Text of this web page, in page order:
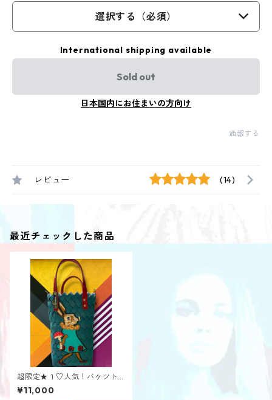
選択する（必須）
International shipping available
Sold out
日本国内にお住まいの方向け
通報する
レビュー (14)
最近チェックした商品
超限定★１♡人気！バケツト
ート✰ヘンテコうさぎ★発送ま
で最大1ヶ月
¥11,000